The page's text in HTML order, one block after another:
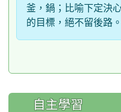
釜，鍋；比喻下定決
的目標，絕不留後路。
自主學習